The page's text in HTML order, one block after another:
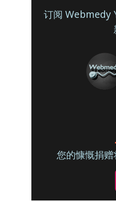
订阅 Webmedy
您的慷慨捐赠